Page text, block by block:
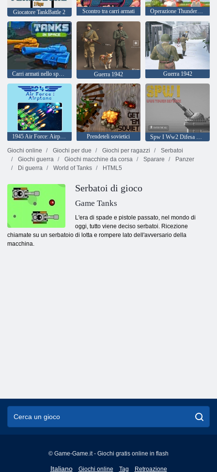
Giocatore TankBattle 2 Scontro tra carri armati Operazione Thunderstrike
Carri armati nello spazio Guerra 1942 Guerra 1942
1945 Air Force: Airplane Prendeteli sovietici
Spw I Ww2 Difesa della torre
Giochi online
Giochi per due Giochi per ragazzi
Serbatoi
Giochi guerra
Giochi macchine da corsa Sparare
Panzer
Di guerra
World of Tanks HTML5
Serbatoi di gioco
Game Tanks
L'era di spade e pistole passato, nel mondo di
oggi, tutto viene deciso serbatoi. Ricezione
chiamate su un serbatoio di lotta e rompere lato dell'avversario della
macchina.
© Game-Game.it - Giochi gratis online in flash
Italiano
English
Giochi online Tag Retroazione